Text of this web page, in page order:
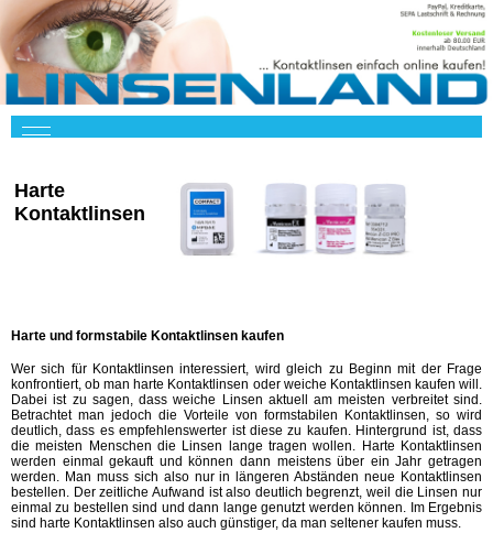
Harte
Kontaktlinsen
Harte und formstabile Kontaktlinsen kaufen
Wer sich für Kontaktlinsen interessiert, wird gleich zu Beginn mit der Frage
konfrontiert, ob man harte Kontaktlinsen oder weiche Kontaktlinsen kaufen will.
Dabei ist zu sagen, dass weiche Linsen aktuell am meisten verbreitet sind.
Betrachtet man jedoch die Vorteile von formstabilen Kontaktlinsen, so wird
deutlich, dass es empfehlenswerter ist diese zu kaufen. Hintergrund ist, dass
die meisten Menschen die Linsen lange tragen wollen. Harte Kontaktlinsen
werden einmal gekauft und können dann meistens über ein Jahr getragen
werden. Man muss sich also nur in längeren Abständen neue Kontaktlinsen
bestellen. Der zeitliche Aufwand ist also deutlich begrenzt, weil die Linsen nur
einmal zu bestellen sind und dann lange genutzt werden können. Im Ergebnis
sind harte Kontaktlinsen also auch günstiger, da man seltener kaufen muss.